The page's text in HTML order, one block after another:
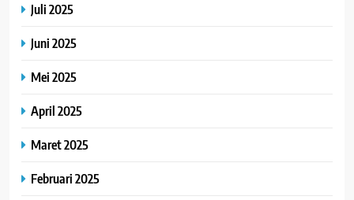
Juli 2025
Juni 2025
Mei 2025
April 2025
Maret 2025
Februari 2025